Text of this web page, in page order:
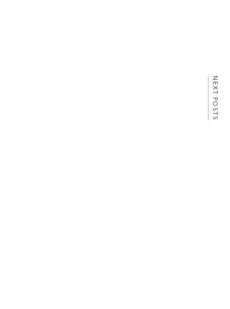
http://katalok.oooNEXT POSTS